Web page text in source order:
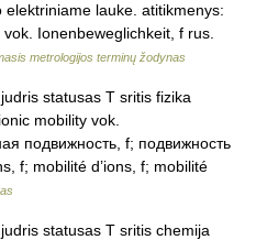
lauke. atitikmenys:
Ionenbeweglichkeit, f rus.
metrologijos terminų žodynas
statusas T sritis fizika
mobility vok.
подвижность, f; подвижность
f; mobilité d’ions, f; mobilité
statusas T sritis chemija